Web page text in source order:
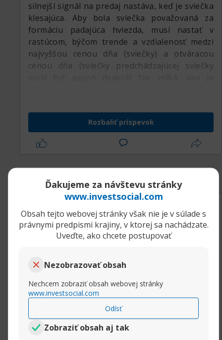
Ďakujeme za návštevu stránky
www.investsocial.com
Obsah tejto webovej stránky však nie je v súlade s
právnymi predpismi krajiny, v ktorej sa nachádzate.
Uveďte, ako chcete postupovať
Nezobrazovať obsah
Nechcem zobraziť obsah webovej stránky
www.investsocial.com
Odísť
Zobraziť obsah aj tak
silnejší signál na predaj nastáva, keď je sviečka
klesajúca. Aby bola sviečka považovaná za
formáciu padajúca hviezda, musí nastať v
rastúcom, býčom trende a vzdialenosť medzi
najvyššou cenou dňa (sviečky) a otváracou
cenou dňa (sviečky predchádzajúcej sviečky
Rozbaliť príspevok
17.12.2020, 07:57 Reverzné formácie
Scalper
Senior člen
Medvedie a býčie pohltenie (Bearish/Bullish
Pohlcujúce sviečky sú reverznou formáciou,
tom, či sa zjaví počas rastúceho trendu
(medvedie pohltenie) alebo klesajúceho trendu
(býčie pohltenie). Prvá sviečka by mala byť
pomerne malá a za ňou má nasledovať sviečka,
ktorá svojou veľkosťou tela celkovo pohltí